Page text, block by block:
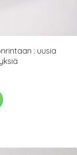
: uusia